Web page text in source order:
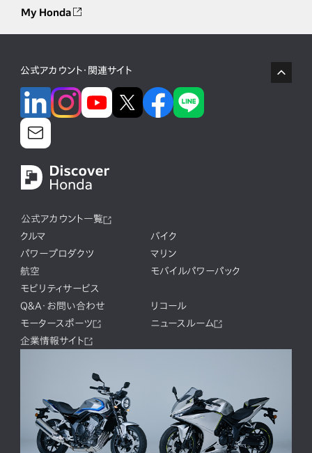
My Honda
公式アカウント・関連サイト
公式アカウント一覧
クルマ
バイク
パワープロダクツ
マリン
航空
モバイルパワーパック
モビリティサービス
Q&A・お問い合わせ
リコール
モータースポーツ
ニュースルーム
企業情報サイト